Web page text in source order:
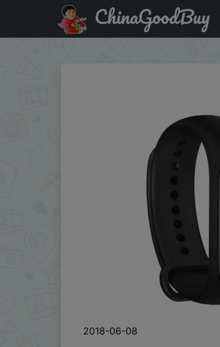
Акція на Новинка 2018 Оригинальный Xiaomi
ChinaGoodBuy
2018-06-08